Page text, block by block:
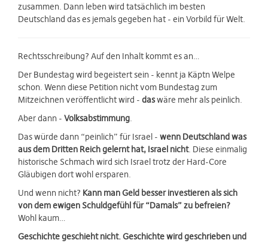
zusammen. Dann leben wird tatsächlich im besten
Deutschland das es jemals gegeben hat - ein Vorbild für Welt.
Rechtsschreibung? Auf den Inhalt kommt es an…
Der Bundestag wird begeistert sein - kennt ja Käptn Welpe
schon. Wenn diese Petition nicht vom Bundestag zum
Mitzeichnen veröffentlicht wird - daswäre mehr als peinlich.
Aber dann - Volksabstimmung.
Das würde dann “peinlich” für Israel - wenn Deutschland was
aus dem Dritten Reich gelernt hat, Israel nicht. Diese einmalig
historische Schmach wird sich Israel trotz der Hard-Core
Gläubigen dort wohl ersparen.
Und wenn nicht? Kann man Geld besser investieren als sich
von dem ewigen Schuldgefühl für “Damals” zu befreien?
Wohl kaum…
Geschichte geschieht nicht. Geschichte wird geschrieben und